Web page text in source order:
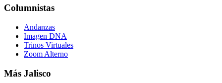
Columnistas
Andanzas
Imagen DNA
Trinos Virtuales
Zoom Alterno
Más Jalisco